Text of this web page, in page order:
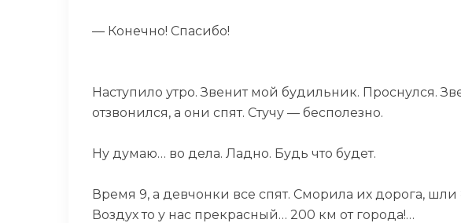
— Конечно! Спасибо!
Наступило утро. Звенит мой будильник. Проснулся.
отзвонился, а они спят. Стучу — бесполезно.
Ну думаю… во дела. Ладно. Будь что будет.
Время 9, а девчонки все спят. Сморила их дорога,
Воздух то у нас прекрасный… 200 км от города!…